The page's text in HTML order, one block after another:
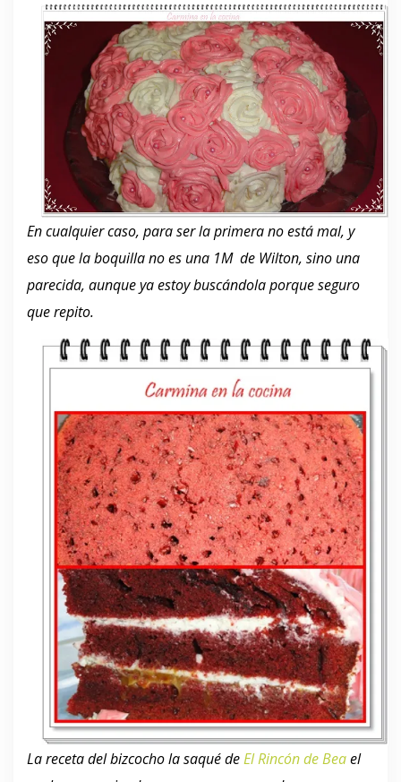
En cualquier caso, para ser la primera no está mal, y
eso que la boquilla no es una 1M de Wilton, sino una
parecida, aunque ya estoy buscándola porque seguro
que repito.
La receta del bizcocho la saqué deEl Rincón de Beael